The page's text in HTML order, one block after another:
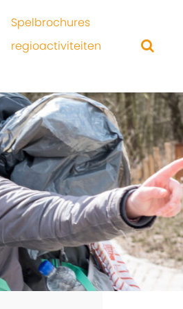
Spelbrochures
regioactiviteiten